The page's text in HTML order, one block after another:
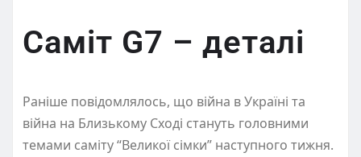
Саміт G7 – деталі
Раніше повідомлялось, що війна в Україні та
війна на Близькому Сході стануть головними
темами саміту “Великої сімки” наступного тижня.